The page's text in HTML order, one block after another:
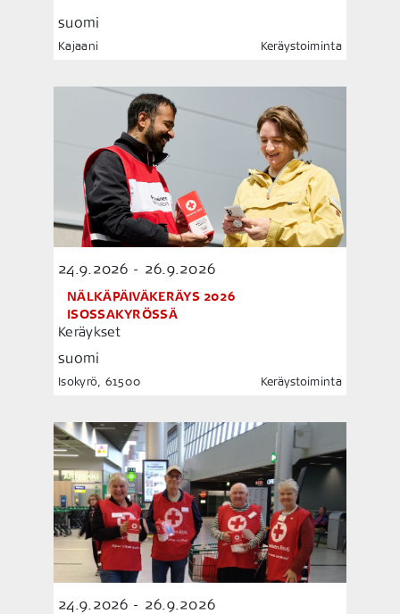
suomi
Kajaani Keräystoiminta
24.9.2026 - 26.9.2026
NÄLKÄPÄIVÄKERÄYS 2026
ISOSSAKYRÖSSÄ
Keräykset
suomi
Isokyrö, 61500 Keräystoiminta
24.9.2026 - 26.9.2026